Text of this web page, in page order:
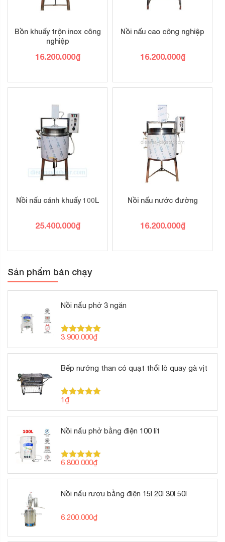
Bồn khuấy trộn inox công
nghiệp
16.200.000₫
Nồi nấu cao công nghiệp
16.200.000₫
Nồi nấu cánh khuấy 100L
25.400.000₫
Nồi nấu nước đường
16.200.000₫
Sản phẩm bán chạy
Nồi nấu phở 3 ngăn
Được xếp
hạng5.00
5 sao
3.900.000₫
Bếp nướng than có quạt thổi lò quay gà vịt
Được xếp
hạng5.00
5 sao
1₫
Nồi nấu phở bằng điện 100 lít
Được xếp
hạng5.00
5 sao
6.800.000₫
Nồi nấu rượu bằng điện 15l 20l 30l 50l
6.200.000₫